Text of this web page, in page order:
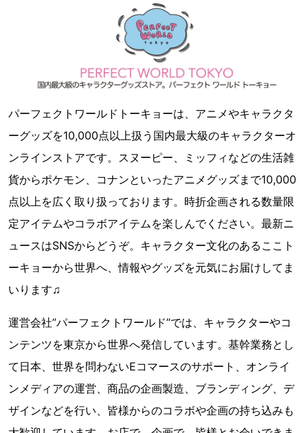
パーフェクトワールドトーキョーは、アニメやキャラクタ
ーグッズを10,000点以上扱う国内最大級のキャラクターオ
ンラインストアです。スヌーピー、ミッフィなどの生活雑
貨からポケモン、コナンといったアニメグッズまで10,000
点以上を広く取り扱っております。時折企画される数量限
定アイテムやコラボアイテムを楽しんでください。最新ニ
ュースはSNSからどうぞ。キャラクター文化のあるここト
ーキョーから世界へ、情報やグッズを元気にお届けしてま
いります♫
運営会社”パーフェクトワールド”では、キャラクターやコ
ンテンツを東京から世界へ発信しています。基幹業務とし
て日本、世界を問わないEコマースのサポート、オンライ
ンメディアの運営、商品の企画製造、ブランディング、デ
ザインなどを行い、皆様からのコラボや企画の持ち込みも